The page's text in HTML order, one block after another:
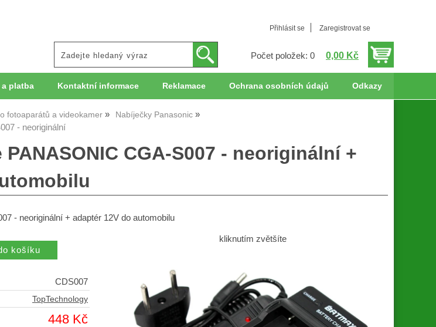
Přihlásit se Zaregistrovat se
Počet položek: 0 0,00 Kč
a platba Kontaktní informace Reklamace Ochrana osobních údajů Odkazy
fotoaparátů a videokamer Nabíječky Panasonic
- neoriginální
CGA-S007 - neoriginální +
- neoriginální + adaptér 12V do automobilu
kliknutím zvětšíte
CDS007
TopTechnology
448 Kč